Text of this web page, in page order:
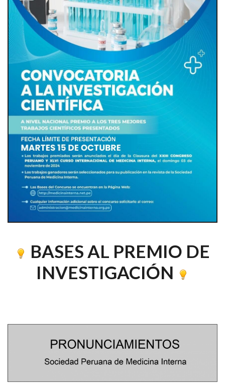
BASES AL PREMIO DE
INVESTIGACIÓN